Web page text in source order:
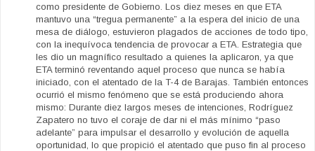
como presidente de Gobierno. Los diez meses en que ETA
mantuvo una “tregua permanente” a la espera del inicio de una
mesa de diálogo, estuvieron plagados de acciones de todo tipo,
con la inequívoca tendencia de provocar a ETA. Estrategia que
les dio un magnífico resultado a quienes la aplicaron, ya que
ETA terminó reventando aquel proceso que nunca se había
iniciado, con el atentado de la T-4 de Barajas. También entonces
ocurrió el mismo fenómeno que se está produciendo ahora
mismo: Durante diez largos meses de intenciones, Rodríguez
Zapatero no tuvo el coraje de dar ni el más mínimo “paso
adelante” para impulsar el desarrollo y evolución de aquella
oportunidad, lo que propició el atentado que puso fin al proceso